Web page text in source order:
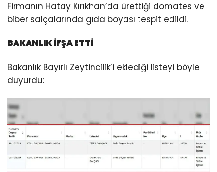
Firmanın Hatay Kırıkhan’da ürettiği domates ve
biber salçalarında gıda boyası tespit edildi.
BAKANLIK İFŞA ETTİ
Bakanlık Bayırlı Zeytincilik’i eklediği listeyi böyle
duyurdu: